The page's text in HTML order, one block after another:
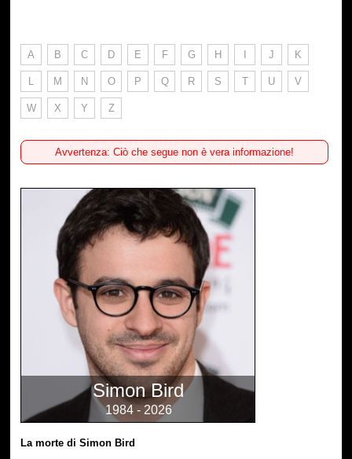
A B C D E F G H I J K
L M N O P Q R S T U V
W X Y Z
Avvertenza: Ciò che segue non è vera informazione!
Simon Bird
1984 - 2026
La morte di Simon Bird